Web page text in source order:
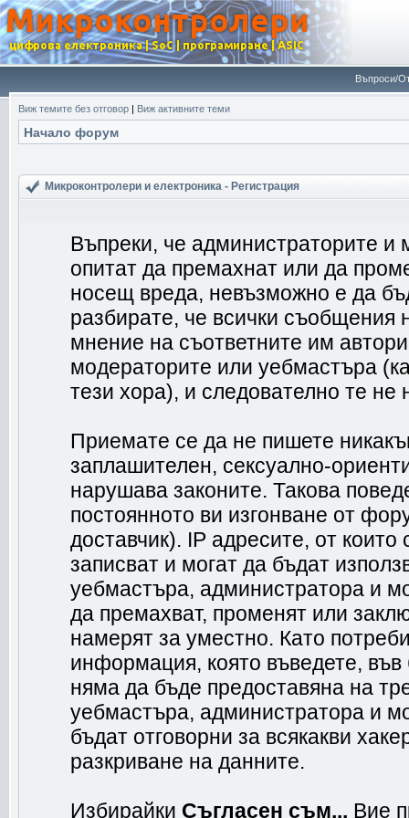
Въпроси/
Виж темите без отговор | Виж активните теми
Начало форум
Микроконтролери и електроника - Регистрация
Въпреки, че администраторите
опитат да премахнат или да
носещ вреда, невъзможно е да
разбирате, че всички съобщения
мнение на съответните им
модераторите или уебмастъра
тези хора), и следователно те не
Приемате се да не пишете
заплашителен, сексуално-
нарушава законите. Такова
постоянното ви изгонване от
доставчик). IP адресите, от
записват и могат да бъдат
уебмастъра, администратора и
да премахват, променят или
намерят за уместно. Като
информация, която въведете,
няма да бъде предоставяна на
уебмастъра, администратора и
бъдат отговорни за всякакви
разкриване на данните.
Избирайки Съгласен съм... Вие